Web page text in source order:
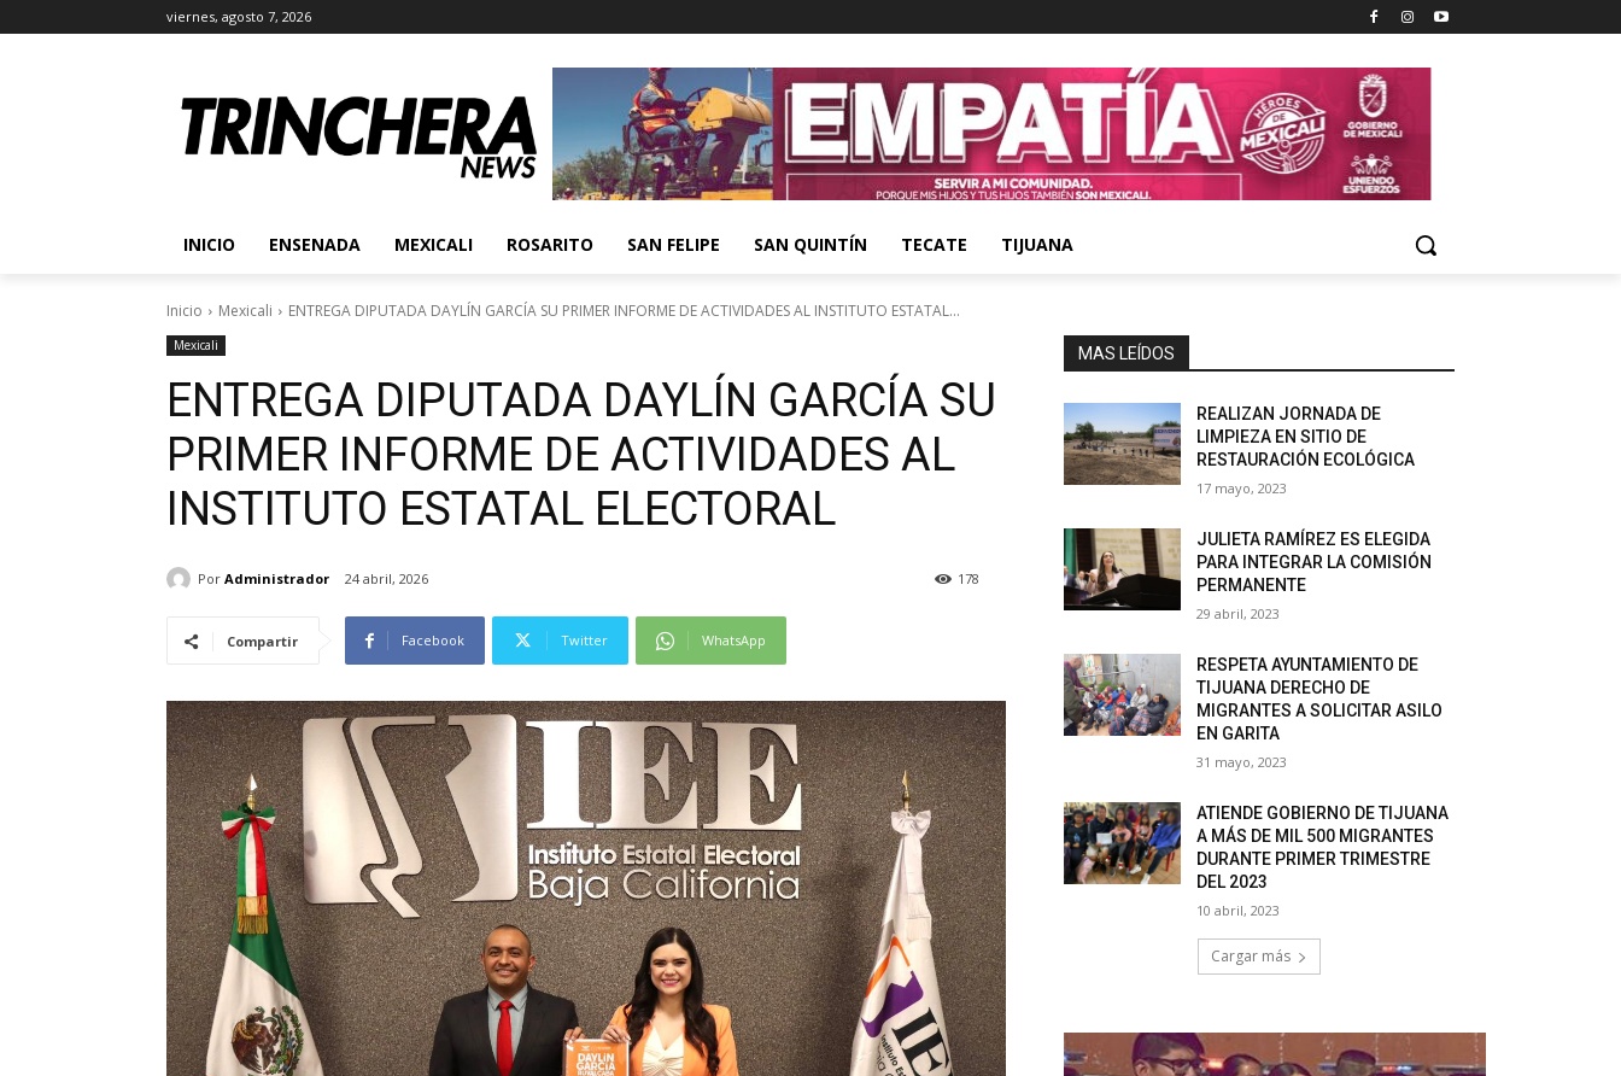
viernes, agosto 7, 2026
INICIO ENSENADA MEXICALI ROSARITO SAN FELIPE SAN QUINTÍN TECATE TIJUANA
Inicio Mexicali ENTREGA DIPUTADA DAYLÍN GARCÍA SU PRIMER INFORME DE ACTIVIDADES AL INSTITUTO ESTATAL...
Mexicali
ENTREGA DIPUTADA DAYLÍN GARCÍA SU
PRIMER INFORME DE ACTIVIDADES AL
INSTITUTO ESTATAL ELECTORAL
Por Administrador 24 abril, 2026 178
Compartir Facebook Twitter WhatsApp
MAS LEÍDOS
REALIZAN JORNADA DE
LIMPIEZA EN SITIO DE
RESTAURACIÓN ECOLÓGICA
17 mayo, 2023
JULIETA RAMÍREZ ES ELEGIDA
PARA INTEGRAR LA COMISIÓN
PERMANENTE
29 abril, 2023
RESPETA AYUNTAMIENTO DE
TIJUANA DERECHO DE
MIGRANTES A SOLICITAR ASILO
EN GARITA
31 mayo, 2023
ATIENDE GOBIERNO DE TIJUANA
A MÁS DE MIL 500 MIGRANTES
DURANTE PRIMER TRIMESTRE
DEL 2023
10 abril, 2023
Cargar más